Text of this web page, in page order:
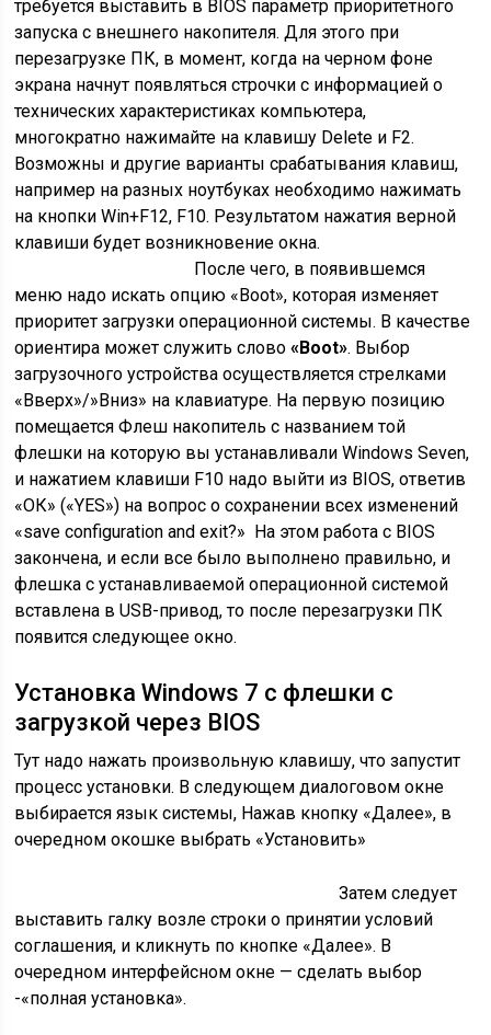
требуется выставить в BIOS параметр приоритетного
запуска с внешнего накопителя. Для этого при
перезагрузке ПК, в момент, когда на черном фоне
экрана начнут появляться строчки с информацией о
технических характеристиках компьютера,
многократно нажимайте на клавишу Delete и F2.
Возможны и другие варианты срабатывания клавиш,
например на разных ноутбуках необходимо нажимать
на кнопки Win+F12, F10. Результатом нажатия верной
клавиши будет возникновение окна.
После чего, в появившемся
меню надо искать опцию «Boot», которая изменяет
приоритет загрузки операционной системы. В качестве
ориентира может служить слово«Boot». Выбор
загрузочного устройства осуществляется стрелками
«Вверх»/»Вниз» на клавиатуре. На первую позицию
помещается Флеш накопитель с названием той
флешки на которую вы устанавливали Windows Seven,
и нажатием клавиши F10 надо выйти из BIOS, ответив
«ОК» («YES») на вопрос о сохранении всех изменений
«save configuration and exit?» На этом работа с BIOS
закончена, и если все было выполнено правильно, и
флешка с устанавливаемой операционной системой
вставлена в USB-привод, то после перезагрузки ПК
появится следующее окно.
Установка Windows 7 с флешки с
загрузкой через BIOS
Тут надо нажать произвольную клавишу, что запустит
процесс установки. В следующем диалоговом окне
выбирается язык системы, Нажав кнопку «Далее», в
очередном окошке выбрать «Установить»
Затем следует
выставить галку возле строки о принятии условий
соглашения, и кликнуть по кнопке «Далее». В
очередном интерфейсном окне — сделать выбор
-«полная установка».